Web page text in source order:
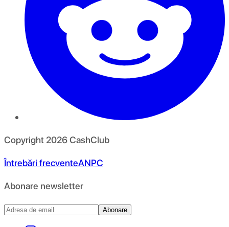
Copyright 2026CashClub
Întrebări frecventeANPC
Abonare newsletter
Abonare